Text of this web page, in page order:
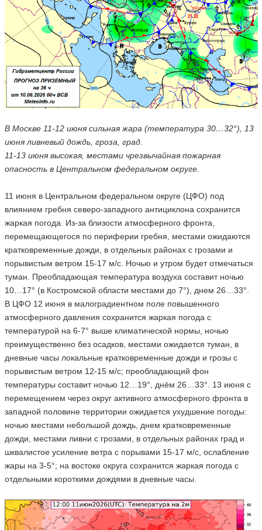
В Москве 11-12 июня сильная жара (температура 30…32°), 13
июня ливневый дождь, гроза, град.
11-13 июня высокая, местами чрезвычайная пожарная
опасность в Центральном федеральном округе.
11 июня в Центральном федеральном округе (ЦФО) под
влиянием гребня северо-западного антициклона сохранится
жаркая погода. Из-за близости атмосферного фронта,
перемещающегося по периферии гребня, местами ожидаются
кратковременные дожди, в отдельных районах с грозами и
порывистым ветром 15-17 м/с. Ночью и утром будет отмечаться
туман. Преобладающая температура воздуха составит ночью
10…17° (в Костромской области местами до 7°), днем 26…33°.
В ЦФО 12 июня в малоградиентном поле повышенного
атмосферного давления сохранится жаркая погода с
температурой на 6-7° выше климатической нормы, ночью
преимущественно без осадков, местами ожидается туман, в
дневные часы локальные кратковременные дожди и грозы с
порывистым ветром 12-15 м/с; преобладающий фон
температуры составит ночью 12…19°, днём 26…33°. 13 июня с
перемещением через округ активного атмосферного фронта в
западной половине территории ожидается ухудшение погоды:
ночью местами небольшой дождь, днем кратковременные
дожди, местами ливни с грозами, в отдельных районах град и
шквалистое усиление ветра с порывами 15-17 м/с, ослабление
жары на 3-5°; на востоке округа сохранится жаркая погода с
отдельными короткими дождями в дневные часы.